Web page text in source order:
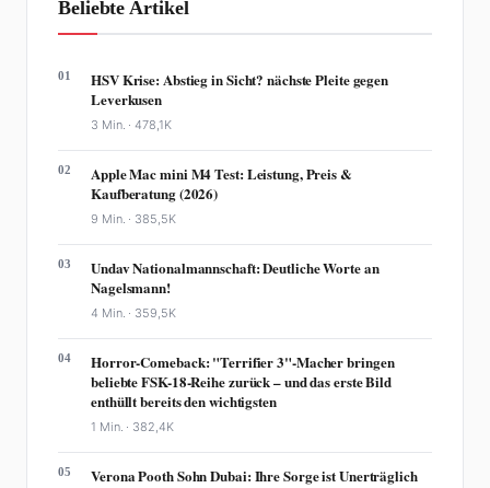
Beliebte Artikel
01
HSV Krise: Abstieg in Sicht? nächste Pleite gegen
Leverkusen
3 Min. ·478,1K
02
Apple Mac mini M4 Test: Leistung, Preis &
Kaufberatung (2026)
9 Min. · 385,5K
03
Undav Nationalmannschaft: Deutliche Worte an
Nagelsmann!
4 Min. · 359,5K
04
Horror-Comeback: "Terrifier 3"-Macher bringen
beliebte FSK-18-Reihe zurück – und das erste Bild
enthüllt bereits den wichtigsten
1 Min. · 382,4K
05 Verona Pooth Sohn Dubai: Ihre Sorge ist Unerträglich